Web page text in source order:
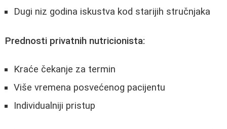
Dugi niz godina iskustva kod starijih stručnjaka
Prednosti privatnih nutricionista:
Kraće čekanje za termin
Više vremena posvećenog pacijentu
Individualniji pristup